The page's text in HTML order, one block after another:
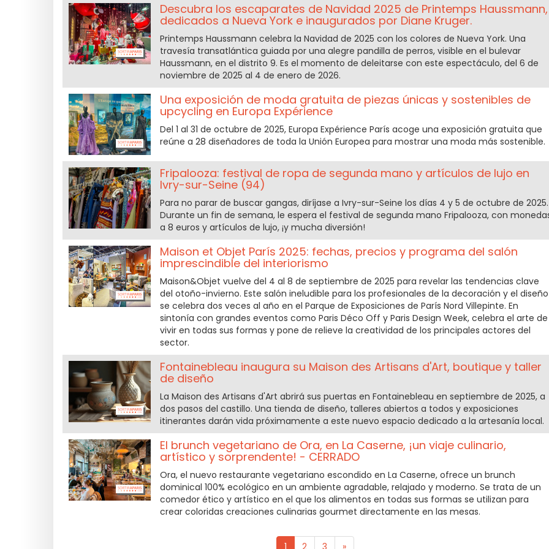
Descubra los escaparates de Navidad 2025 de Printemps Haussmann,
dedicados a Nueva York e inaugurados por Diane Kruger.
Printemps Haussmann celebra la Navidad de 2025 con los colores de Nueva York. Una
travesía transatlántica guiada por una alegre pandilla de perros, visible en el bulevar
Haussmann, en el distrito 9. Es el momento de deleitarse con este espectáculo, del 6 de
noviembre de 2025 al 4 de enero de 2026.
Una exposición de moda gratuita de piezas únicas y sostenibles de
upcycling en Europa Expérience
Del 1 al 31 de octubre de 2025, Europa Expérience París acoge una exposición gratuita que
reúne a 28 diseñadores de toda la Unión Europea para mostrar una moda más sostenible.
Fripalooza: festival de ropa de segunda mano y artículos de lujo en
Ivry-sur-Seine (94)
Para no parar de buscar gangas, diríjase a Ivry-sur-Seine los días 4 y 5 de octubre de 2025.
Durante un fin de semana, le espera el festival de segunda mano Fripalooza, con
a 8 euros y artículos de lujo, ¡y mucha diversión!
Maison et Objet París 2025: fechas, precios y programa del salón
imprescindible del interiorismo
Maison&Objet vuelve del 4 al 8 de septiembre de 2025 para revelar las tendencias clave
del otoño-invierno. Este salón ineludible para los profesionales de la decoración y el diseño
se celebra dos veces al año en el Parque de Exposiciones de París Nord Villepinte. En
sintonía con grandes eventos como Paris Déco Off y Paris Design Week, celebra el arte de
vivir en todas sus formas y pone de relieve la creatividad de los principales actores del
sector.
Fontainebleau inaugura su Maison des Artisans d'Art, boutique y taller
de diseño
La Maison des Artisans d'Art abrirá sus puertas en Fontainebleau en septiembre de 2025, a
dos pasos del castillo. Una tienda de diseño, talleres abiertos a todos y exposiciones
itinerantes darán vida próximamente a este nuevo espacio dedicado a la artesanía local.
El brunch vegetariano de Ora, en La Caserne, ¡un viaje culinario,
artístico y sorprendente! - CERRADO
Ora, el nuevo restaurante vegetariano escondido en La Caserne, ofrece un brunch
dominical 100% ecológico en un ambiente agradable, relajado y moderno. Se trata de un
comedor ético y artístico en el que los alimentos en todas sus formas se utilizan para
crear coloridas creaciones culinarias gourmet directamente en las mesas.
1 2 3 »